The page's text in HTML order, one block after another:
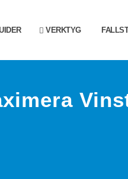
VERKTYG